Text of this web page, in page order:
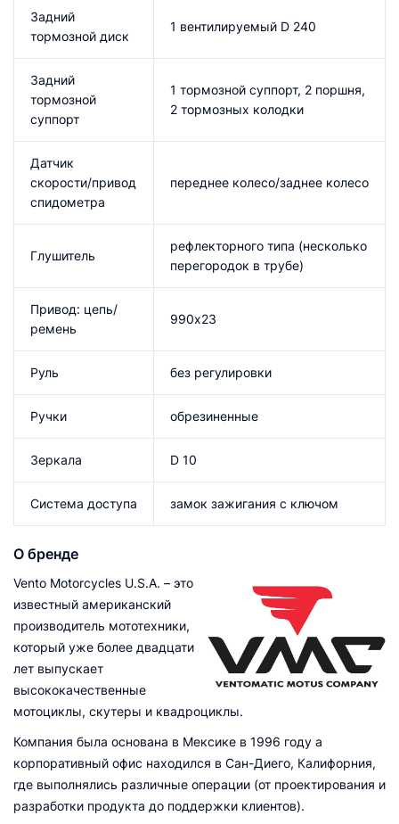
Задний
тормозной диск
1 вентилируемый D 240
Задний
тормозной
суппорт
1 тормозной суппорт, 2 поршня,
2 тормозных колодки
Датчик
скорости/привод
спидометра
переднее колесо/заднее колесо
Глушитель
рефлекторного типа (несколько
перегородок в трубе)
Привод: цепь/
ремень
990х23
Руль без регулировки
Ручки обрезиненные
Зеркала D 10
Система доступа замок зажигания с ключом
О бренде
Vento Motorcycles U.S.A. – это
известный американский
производитель мототехники,
который уже более двадцати
лет выпускает
высококачественные
мотоциклы, скутеры и квадроциклы.
Компания была основана в Мексике в 1996 году а
корпоративный офис находился в Сан-Диего, Калифорния,
где выполнялись различные операции (от проектирования и
разработки продукта до поддержки клиентов).